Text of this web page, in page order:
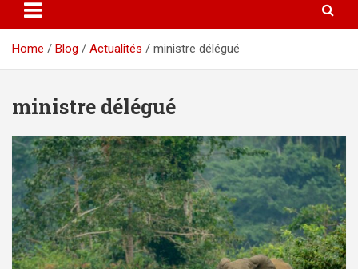
Home Blog Actualités ministre délégué
ministre délégué